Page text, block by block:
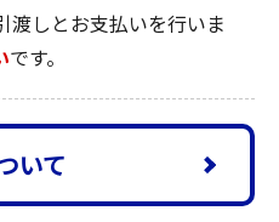
渡しとお支払いを行いま
です。
いて